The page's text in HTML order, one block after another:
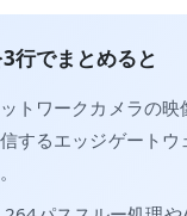
行でまとめると
トワークカメラの映
するエッジゲートウ